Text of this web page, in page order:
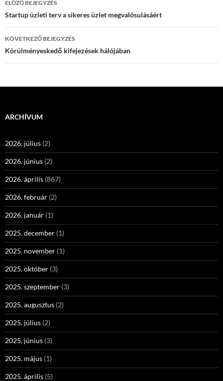
navigációja
ELŐZŐ BEJEGYZÉS
Startup üzleti terv a sikeres üzlet megvalósulásáért
KÖVETKEZŐ BEJEGYZÉS
Körülményeskedő kifejezések hálójában
ARCHÍVUM
2026. július (2)
2026. június (2)
2026. április (867)
2026. február (2)
2026. január (1)
2025. december (1)
2025. november (1)
2025. október (3)
2025. szeptember (3)
2025. augusztus (2)
2025. július (2)
2025. június (3)
2025. május (1)
2025. április (5)